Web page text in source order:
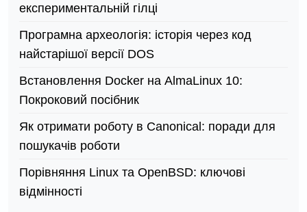
експериментальній гілці
Програмна археологія: історія через код
найстарішої версії DOS
Встановлення Docker на AlmaLinux 10:
Покроковий посібник
Як отримати роботу в Canonical: поради для
пошукачів роботи
Порівняння Linux та OpenBSD: ключові
відмінності